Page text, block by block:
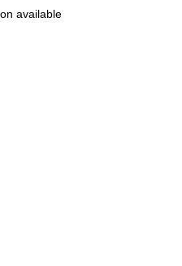
available